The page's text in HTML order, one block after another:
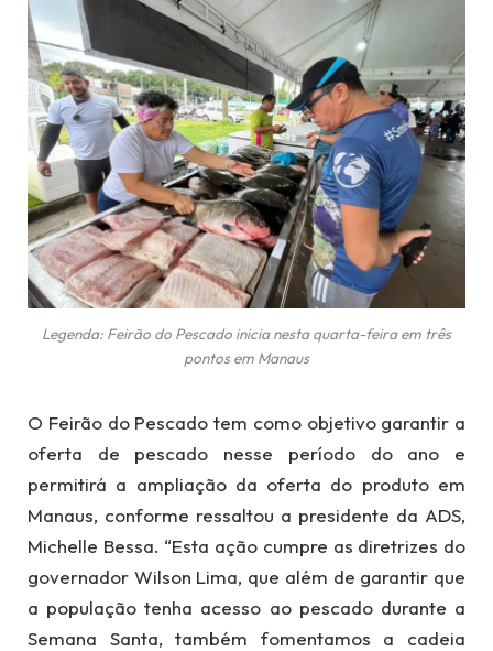
Legenda: Feirão do Pescado inicia nesta quarta-feira em três
pontos em Manaus
O Feirão do Pescado tem como objetivo garantir a
oferta de pescado nesse período do ano e
permitirá a ampliação da oferta do produto em
Manaus, conforme ressaltou a presidente da ADS,
Michelle Bessa. “Esta ação cumpre as diretrizes do
governador Wilson Lima, que além de garantir que
a população tenha acesso ao pescado durante a
Semana Santa, também fomentamos a cadeia